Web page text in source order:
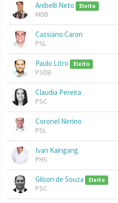
Anibelli Neto Eleito
MDB
Cassiano Caron
PSL
Paulo Litro Eleito
PSDB
Claudia Pereira
PSC
Coronel Nerino
PSL
Ivan Kaingang
PHS
Gilson de Souza Eleito
PSC